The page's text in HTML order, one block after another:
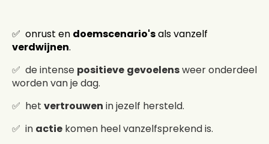
✅ onrust en doemscenario'sals vanzelf
verdwijnen.
✅ de intense positieve gevoelensweer onderdeel
worden van je dag.
✅ het vertrouwen in jezelf hersteld.
✅ in actie komen heel vanzelfsprekend is.